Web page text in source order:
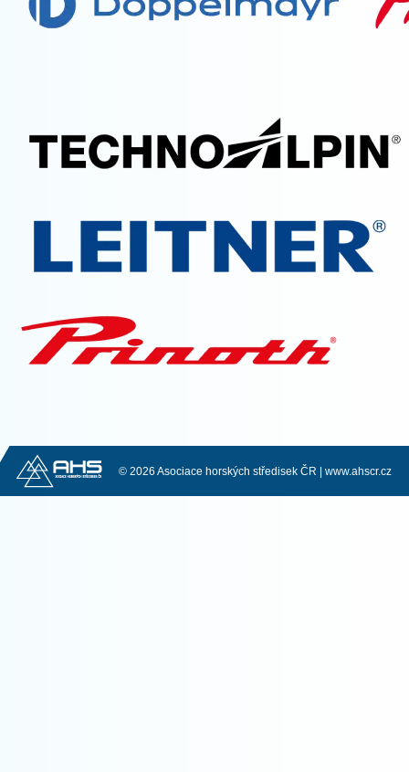
© 2026 Asociace horských středisek ČR | www.ahscr.cz